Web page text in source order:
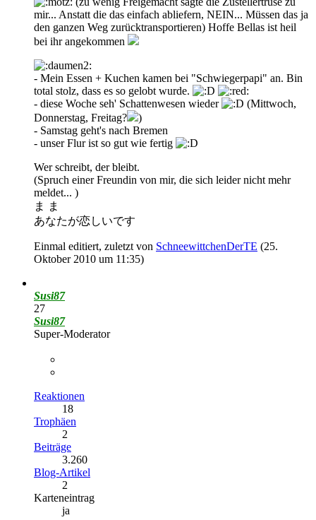
mir... Anstatt die das einfach abliefern, NEIN... Müssen das ja
den ganzen Weg zurücktransportieren) Hoffe Bellas ist heil
bei ihr angekommen
- Mein Essen + Kuchen kamen bei "Schwiegerpapi" an. Bin
total stolz, dass es so gelobt wurde.
- diese Woche seh' Schattenwesen wieder
(Mittwoch,
Donnerstag, Freitag?
)
- Samstag geht's nach Bremen
- unser Flur ist so gut wie fertig
Wer schreibt, der bleibt.
(Spruch einer Freundin von mir, die sich leider nicht mehr
meldet... )
ま ま
あなたが恋しいです
Einmal editiert, zuletzt von SchneewittchenDerTE (25.
Oktober 2010 um 11:35)
Susi87
27
Susi87
Super-Moderator
Reaktionen
18
Trophäen
2
Beiträge
3.260
Blog-Artikel
2
Karteneintrag
ja